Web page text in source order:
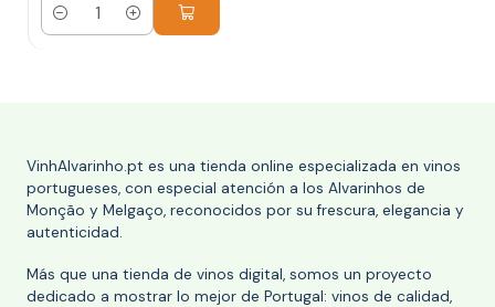
Cantidad
VinhAlvarinho.pt es una tienda online especializada en vinos
portugueses, con especial atención a los Alvarinhos de
Monção y Melgaço, reconocidos por su frescura, elegancia y
autenticidad.
Más que una tienda de vinos digital, somos un proyecto
dedicado a mostrar lo mejor de Portugal: vinos de calidad,